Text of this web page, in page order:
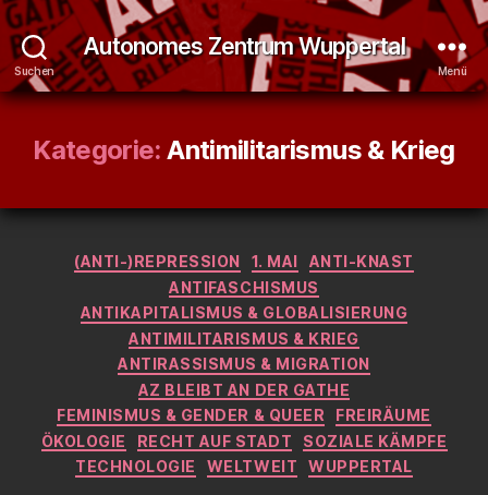
Suchen
Autonomes Zentrum Wuppertal
Menü
Kategorie: Antimilitarismus & Krieg
Kategorien
(ANTI-)REPRESSION 1. MAI
ANTI-KNAST
ANTIFASCHISMUS
ANTIKAPITALISMUS & GLOBALISIERUNG
ANTIMILITARISMUS & KRIEG
ANTIRASSISMUS & MIGRATION
AZ BLEIBT AN DER GATHE
FEMINISMUS & GENDER & QUEER
FREIRÄUME
ÖKOLOGIE
RECHT AUF STADT
SOZIALE KÄMPFE
TECHNOLOGIE
WELTWEIT WUPPERTAL